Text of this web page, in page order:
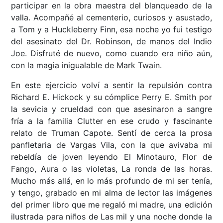
participar en la obra maestra del blanqueado de la
valla. Acompañé al cementerio, curiosos y asustado,
a Tom y a Huckleberry Finn, esa noche yo fui testigo
del asesinato del Dr. Robinson, de manos del Indio
Joe. Disfruté de nuevo, como cuando era niño aún,
con la magia inigualable de Mark Twain.
En este ejercicio volví a sentir la repulsión contra
Richard E. Hickock y su cómplice Perry E. Smith por
la sevicia y crueldad con que asesinaron a sangre
fría a la familia Clutter en ese crudo y fascinante
relato de Truman Capote. Sentí de cerca la prosa
panfletaria de Vargas Vila, con la que avivaba mi
rebeldía de joven leyendo El Minotauro, Flor de
Fango, Aura o las violetas, La ronda de las horas.
Mucho más allá, en lo más profundo de mi ser tenía,
y tengo, grabado en mi alma de lector las imágenes
del primer libro que me regaló mi madre, una edición
ilustrada para niños de Las mil y una noche donde la